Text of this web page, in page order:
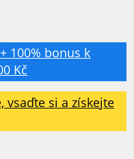
100% bonus k
Kč
vsaďte si a získejte